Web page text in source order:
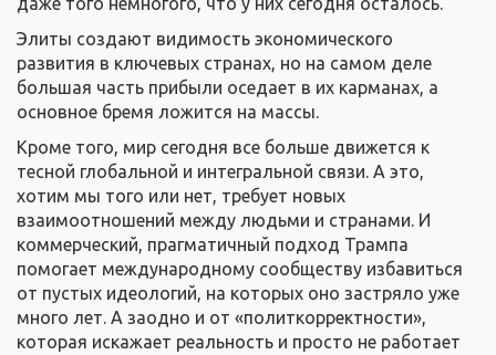
Элиты создают видимость экономического
развития в ключевых странах, но на самом деле
большая часть прибыли оседает в их карманах, а
основное бремя ложится на массы.
Кроме того, мир сегодня все больше движется к
тесной глобальной и интегральной связи. А это,
хотим мы того или нет, требует новых
взаимоотношений между людьми и странами. И
коммерческий, прагматичный подход Трампа
помогает международному сообществу избавиться
от пустых идеологий, на которых оно застряло уже
много лет. А заодно и от «политкорректности»,
которая искажает реальность и просто не работает